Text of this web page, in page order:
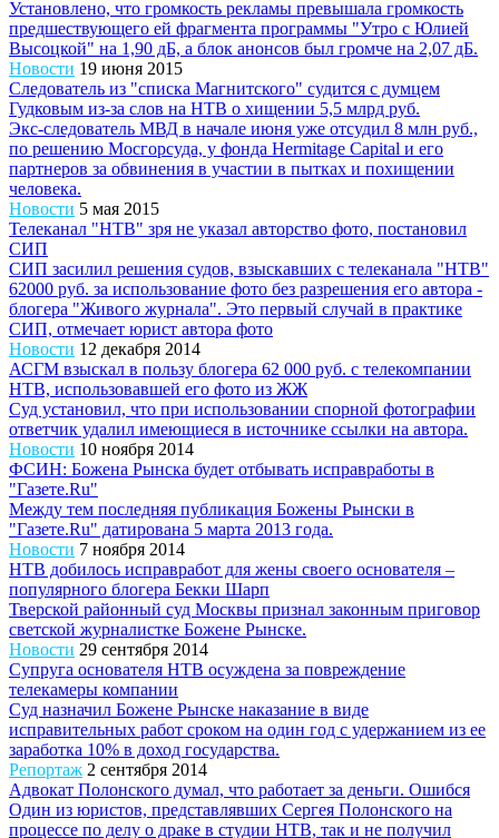
Установлено, что громкость рекламы превышала громкость
предшествующего ей фрагмента программы "Утро с Юлией
Высоцкой" на 1,90 дБ, а блок анонсов был громче на 2,07 дБ.
Новости 19 июня 2015
Следователь из "списка Магнитского" судится с думцем
Гудковым из-за слов на НТВ о хищении 5,5 млрд руб.
Экс-следователь МВД в начале июня уже отсудил 8 млн руб.,
по решению Мосгорсуда, у фонда Hermitage Capital и его
партнеров за обвинения в участии в пытках и похищении
человека.
Новости 5 мая 2015
Телеканал "НТВ" зря не указал авторство фото, постановил
СИП
СИП засилил решения судов, взыскавших с телеканала "НТВ"
62000 руб. за использование фото без разрешения его автора -
блогера "Живого журнала". Это первый случай в практике
СИП, отмечает юрист автора фото
Новости 12 декабря 2014
АСГМ взыскал в пользу блогера 62 000 руб. с телекомпании
НТВ, использовавшей его фото из ЖЖ
Суд установил, что при использовании спорной фотографии
ответчик удалил имеющиеся в источнике ссылки на автора.
Новости 10 ноября 2014
ФСИН: Божена Рынска будет отбывать исправработы в
"Газете.Ru"
Между тем последняя публикация Божены Рынски в
"Газете.Ru" датирована 5 марта 2013 года.
Новости 7 ноября 2014
НТВ добилось исправработ для жены своего основателя –
популярного блогера Бекки Шарп
Тверской районный суд Москвы признал законным приговор
светской журналистке Божене Рынске.
Новости 29 сентября 2014
Супруга основателя НТВ осуждена за повреждение
телекамеры компании
Cуд назначил Божене Рынске наказание в виде
исправительных работ сроком на один год с удержанием из ее
заработка 10% в доход государства.
Репортаж 2 сентября 2014
Адвокат Полонского думал, что работает за деньги. Ошибся
Один из юристов, представлявших Сергея Полонского на
процессе по делу о драке в студии НТВ, так и не получил